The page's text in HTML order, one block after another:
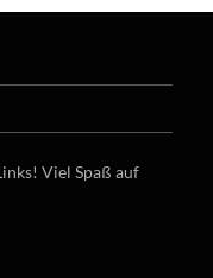
Viel Spaß auf